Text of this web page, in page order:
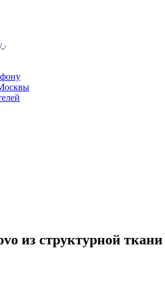
из структурной ткани